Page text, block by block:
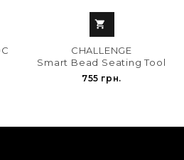

CHALLENGE
Smart Bead Seating Tool
755 грн.